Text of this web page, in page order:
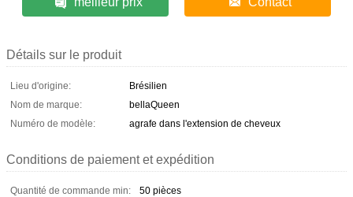
Détails sur le produit
Lieu d'origine:
Brésilien
Nom de marque:
bellaQueen
Numéro de modèle:
agrafe dans l'extension de cheveux
Conditions de paiement et expédition
Quantité de commande min:
50 pièces